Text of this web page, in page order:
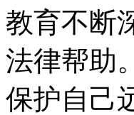
教育不断
法律帮助
保护自己